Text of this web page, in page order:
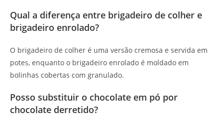
Qual a diferença entre brigadeiro de colher e
brigadeiro enrolado?
O brigadeiro de colher é uma versão cremosa e servida em
potes, enquanto o brigadeiro enrolado é moldado em
bolinhas cobertas com granulado.
Posso substituir o chocolate em pó por
chocolate derretido?